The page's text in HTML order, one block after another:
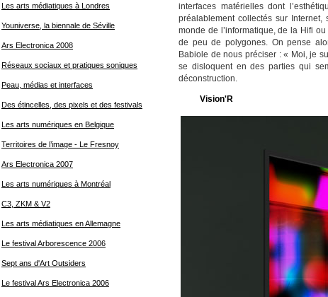
Les arts médiatiques à Londres
Youniverse, la biennale de Séville
Ars Electronica 2008
Réseaux sociaux et pratiques soniques
Peau, médias et interfaces
Des étincelles, des pixels et des festivals
Les arts numériques en Belgique
Territoires de l’image - Le Fresnoy
Ars Electronica 2007
Les arts numériques à Montréal
C3, ZKM & V2
Les arts médiatiques en Allemagne
Le festival Arborescence 2006
Sept ans d'Art Outsiders
Le festival Ars Electronica 2006
interfaces matérielles dont
préalablement collectés sur
monde de l’informatique, de la Hifi
de peu de polygones. On pense
Babiole de nous préciser : « Moi, je
se disloquent en des parties qui
déconstruction.
Vision'R